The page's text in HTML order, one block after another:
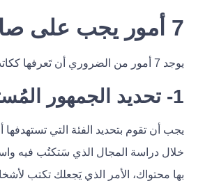
7 أمور يجب على صانع المحتوى الاهتمام بها
يوجد 7 أمور من الضروري أن تَعرفها ككاتب المُحتوى جيداً؛ ستفرق معك في جودة ما تُقدم:
1- تحديد الجمهور المُستهدف
يجب أن تقوم بتحديد الفئة التي
خلال دراسة المجال الذي سَتكتُب فيه
بها محتواك، الأمر الذي يَجعلك تكتب